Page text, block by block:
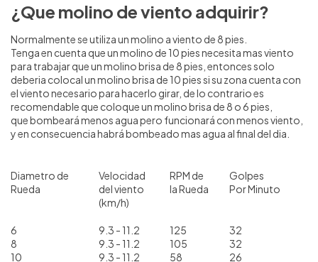
¿Que molino de viento adquirir?
Normalmente se utiliza un molino a viento de 8 pies.
Tenga en cuenta que un molino de 10 pies necesita mas viento
para trabajar que un molino brisa de 8 pies, entonces solo
deberia colocal un molino brisa de 10 pies si su zona cuenta con
el viento necesario para hacerlo girar, de lo contrario es
recomendable que coloque un molino brisa de 8 o 6 pies,
que bombeará menos agua pero funcionará con menos viento,
y en consecuencia habrá bombeado mas agua al final del dia.
Diametro de
Rueda
Velocidad
del viento
(km/h)
RPM de
la Rueda
Golpes
Por Minuto
6 9.3 - 11.2 125
32
8
9.3 - 11.2 105
32
10
9.3 - 11.2 58
26